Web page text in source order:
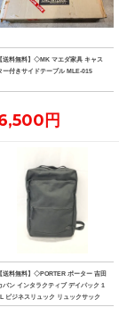
【送料無料】◇MK マエダ家具 キャス
ー付きサイドテーブル MLE-015
円
【送料無料】◇PORTER ポーター 吉田
バン インタラクティブ デイパック 1
ビジネスリュック リュックサック